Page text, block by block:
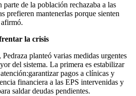
de la población rechazaba a las
prefieren mantenerlas porque sienten
afirmó.
la crisis
planteó varias medidas urgentes
del sistema. La primera es estabilizar
pagos a clínicas y
financiera a las EPS intervenidas y
saldar deudas pendientes.